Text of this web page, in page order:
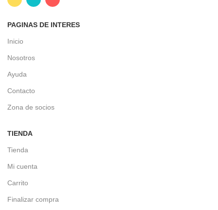
PAGINAS DE INTERES
Inicio
Nosotros
Ayuda
Contacto
Zona de socios
TIENDA
Tienda
Mi cuenta
Carrito
Finalizar compra